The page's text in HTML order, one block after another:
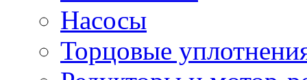
Насосы
Торцовые